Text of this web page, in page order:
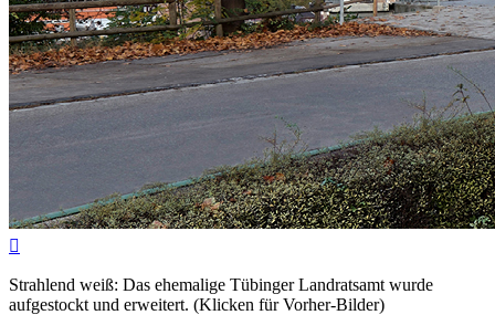

Strahlend weiß: Das ehemalige Tübinger Landratsamt wurde
aufgestockt und erweitert. (Klicken für Vorher-Bilder)